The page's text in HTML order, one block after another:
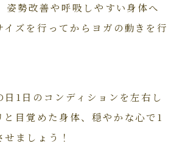
姿勢改善や呼吸しやすい身体へ
イズを行ってからヨガの動きを行
日1日のコンディションを左右し
と目覚めた身体、穏やかな心で1
ましょう！